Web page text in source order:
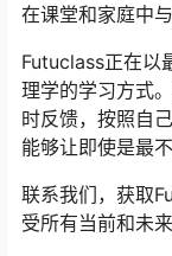
在课堂和家庭中
Futuclass正在以
理学的学习方式
时反馈，按照自
能够让即使是最
联系我们，获取
受所有当前和未